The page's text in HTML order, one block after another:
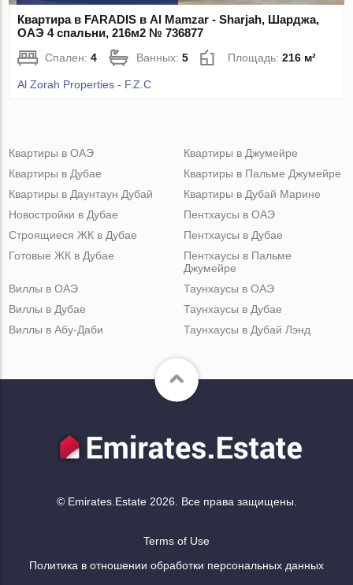
Квартира в FARADIS в Al Mamzar - Sharjah, Шарджа,
ОАЭ 4 спальни, 216м2 № 736877
Спален:4 Ванных:5 Площадь:216 м²
Al Zorah Properties - F.Z.C
Квартиры в ОАЭ
Квартиры в Дубае
Квартиры в Даунтаун Дубай
Квартиры в Джумейре
Квартиры в Пальме Джумейре
Квартиры в Дубай Марине
Новостройки в Дубае
Строящиеся ЖК в Дубае
Готовые ЖК в Дубае
Пентхаусы в ОАЭ
Пентхаусы в Дубае
Пентхаусы в Пальме
Джумейре
Виллы в ОАЭ
Виллы в Дубае
Виллы в Абу-Даби
Таунхаусы в ОАЭ
Таунхаусы в Дубае
Таунхаусы в Дубай Лэнд
© Emirates.Estate 2026. Все права защищены.
Terms of Use
Политика в отношении обработки персональных данных